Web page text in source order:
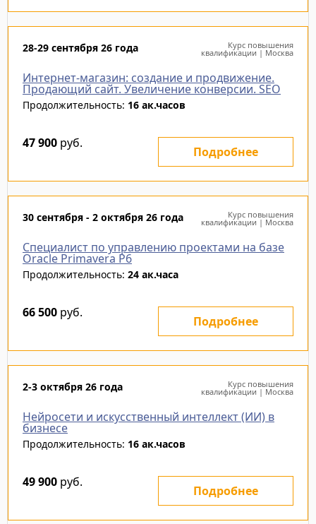
28-29 сентября 26 года Курс повышения
квалификации | Москва
Интернет-магазин: создание и продвижение.
Продающий сайт. Увеличение конверсии. SEO
Продолжительность: 16 ак.часов
47 900 руб.
Подробнее
30 сентября - 2 октября 26 года Курс повышения
квалификации | Москва
Специалист по управлению проектами на базе
Oracle Primavera P6
Продолжительность: 24 ак.часа
66 500 руб.
Подробнее
2-3 октября 26 года Курс повышения
квалификации | Москва
Нейросети и искусственный интеллект (ИИ) в
бизнесе
Продолжительность: 16 ак.часов
49 900 руб.
Подробнее